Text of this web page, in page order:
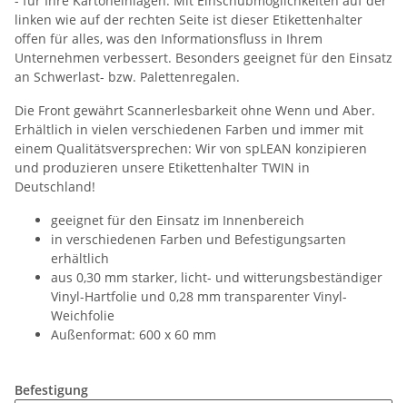
linken wie auf der rechten Seite ist dieser Etikettenhalter
offen für alles, was den Informationsfluss in Ihrem
Unternehmen verbessert. Besonders geeignet für den Einsatz
an Schwerlast- bzw. Palettenregalen.
Die Front gewährt Scannerlesbarkeit ohne Wenn und Aber.
Erhältlich in vielen verschiedenen Farben und immer mit
einem Qualitätsversprechen: Wir von spLEAN konzipieren
und produzieren unsere Etikettenhalter TWIN in
Deutschland!
geeignet für den Einsatz im Innenbereich
in verschiedenen Farben und Befestigungsarten
erhältlich
aus 0,30 mm starker, licht- und witterungsbeständiger
Vinyl-Hartfolie und 0,28 mm transparenter Vinyl-
Weichfolie
Außenformat: 600 x 60 mm
Befestigung